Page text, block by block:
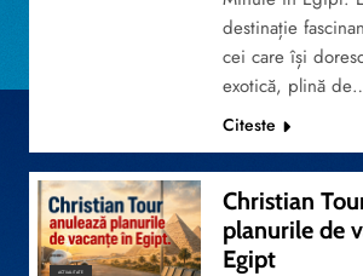
destinație
cei care își
exotică, plină
Citeste
ACTUALITATE
Christian
planurile de
Egipt